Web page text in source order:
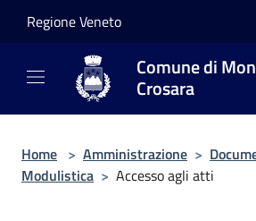
Regione Veneto
Comune di
Crosara
Home > Amministrazione >
Modulistica > Accesso agli atti